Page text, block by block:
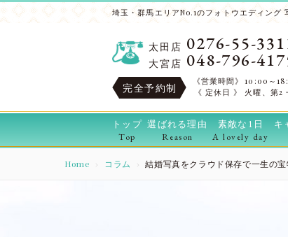
埼玉・群馬エリアNo.1のフォトウエディング
太田店 0276-55-
大宮店 048-796-
完全予約制
《営業時間》
10:00～
《 定休日 》
火曜、第2
トップ
Top
選ばれる理由
Reason
素敵な1日
A lovely day
キ
Home コラム 結婚写真をクラウド保存で一生の